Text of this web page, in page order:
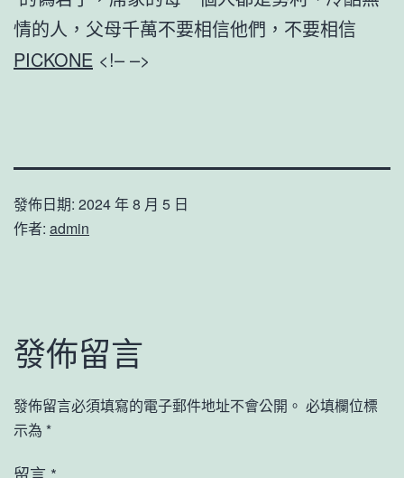
情的人，父母千萬不要相信他們，不要相信
PICKONE <!– –>
發佈日期: 2024 年 8 月 5 日
作者: admin
發佈留言
發佈留言必須填寫的電子郵件地址不會公開。 必填欄位標
示為 *
留言 *